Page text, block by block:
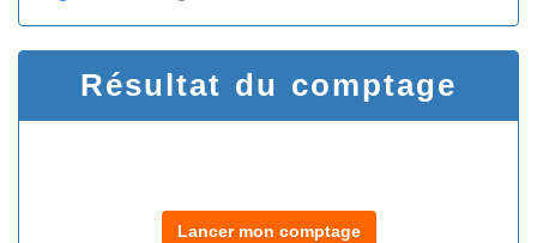
Résultat du comptage
Lancer mon comptage